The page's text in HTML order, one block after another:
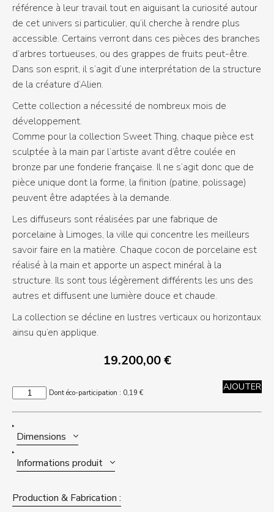
référence à leur travail tout en aiguisant la curiosité autour
de cet univers si particulier, qu’il cherche à rendre plus
accessible. Certains verront dans ces pièces des branches
d’arbres tortueuses, ou des grappes de fruits peut-être.
Dans son esprit, il s’agit d’une interprétation de la structure
de la créature d’Alien.
Cette collection a nécessité de nombreux mois de
développement.
Comme pour la collection Sweet Thing, chaque pièce est
sculptée à la main par l’artiste avant d’être coulée en
bronze par une fonderie française. Il ne s’agit donc que de
pièce unique dont la forme, la finition (patine, polissage)
peuvent être adaptées à la demande.
Les diffuseurs sont réalisées par une fabrique de
porcelaine à Limoges, la ville qui concentre les meilleurs
savoir faire en la matière. Chaque cocon de porcelaine est
réalisé à la main et apporte un aspect minéral à la
structure. Ils sont tous légèrement différents les uns des
autres et diffusent une lumière douce et chaude.
La collection se décline en lustres verticaux ou horizontaux
ainsu qu’en applique.
19.200,00€
quantité
426-
AJOUTER
Dont éco-participation : 0,19€
Dimensions
Informations produit
Production & Fabrication :